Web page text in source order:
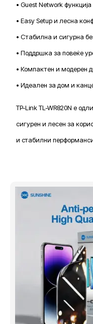
• Guest Network функција
• Easy Setup и лесна
• Стабилна и сигурна
• Поддршка за повеќе
• Компактен и модерен
• Идеален за дом и
TP-Link TL-WR820N е
сигурен и лесен за
и стабилни